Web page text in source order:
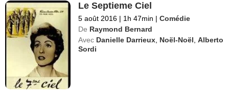
Le Septieme Ciel
5 août 2016 | 1h 47min | Comédie
De Raymond Bernard
Avec Danielle Darrieux Noël-Noël ,Alberto
Sordi